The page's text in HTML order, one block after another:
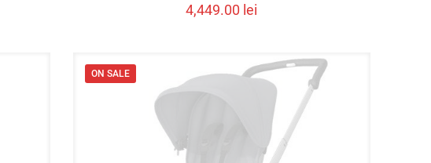
4,449.00 lei
ON SALE